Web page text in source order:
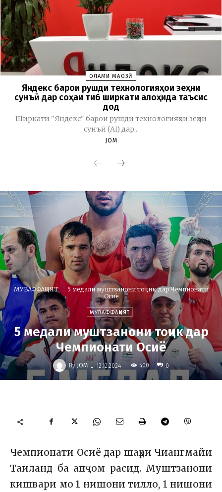
ОЛАМИ МАҶОЗӢ
Яндекс барои рушди технологияҳои зеҳни
сунъӣ дар соҳаи тиб ширкати алоҳида таъсис
дод
Ширкати "Яндекс" барои рушди технологияҳои зеҳни
сунъӣ (AI) дар...
JOM